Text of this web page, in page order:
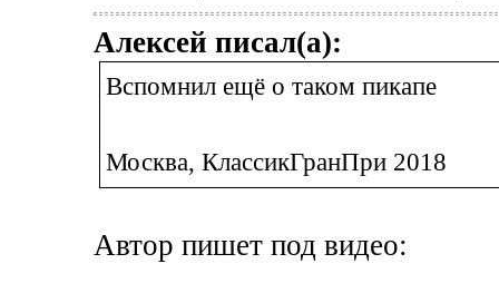
Алексей писал(а):
Вспомнил ещё о таком пикапе
Москва, КлассикГранПри 2018
Автор пишет под видео: